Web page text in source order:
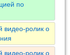
по
видео-ролик о
видео-ролик о